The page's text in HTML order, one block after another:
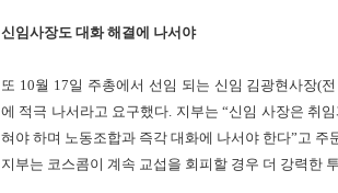
신임사장도 대화 해결에 나서야
또 10월 17일 주총에서 선임 되는 신임 김광현사장(
에 적극 나서라고 요구했다. 지부는 “신임 사장은 취
혀야 하며 노동조합과 즉각 대화에 나서야 한다”고 주
지부는 코스콤이 계속 교섭을 회피할 경우 더 강력한